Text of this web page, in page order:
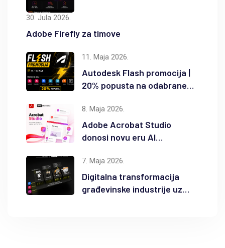
30. Jula 2026.
Adobe Firefly za timove
11. Maja 2026.
Autodesk Flash promocija |
20% popusta na odabrane
8. Maja 2026.
Adobe Acrobat Studio
donosi novu eru AI
7. Maja 2026.
Digitalna transformacija
građevinske industrije uz